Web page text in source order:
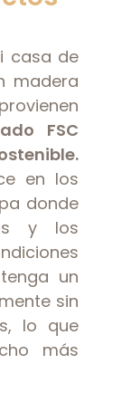
casa de
madera
FSC
en los
donde
y los
un
sin
lo que
más